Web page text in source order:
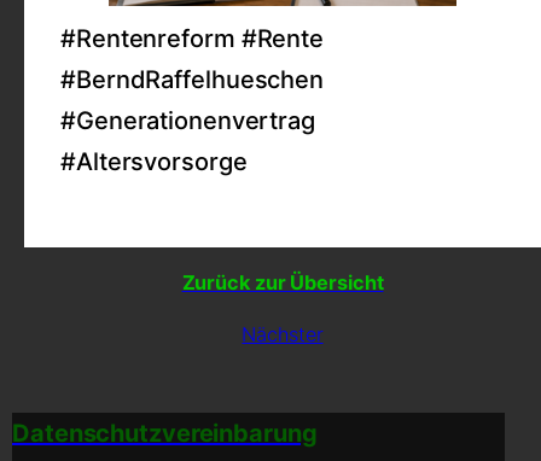
#Rentenreform #Rente
#BerndRaffelhueschen
#Generationenvertrag
#Altersvorsorge
Zurück zur Übersicht
Nächster
Datenschutzvereinbarung